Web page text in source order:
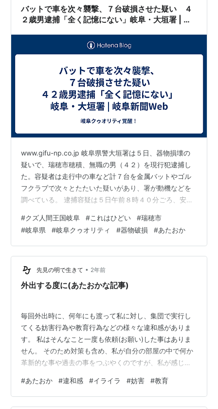
バットで車を次々襲撃、７台破損させた疑い ４
２歳男逮捕「全く記憶にない」岐阜・大垣署 | 岐
www.gifu-np.co.jp 岐阜県警大垣署は５日、器物損壊の
疑いで、瑞穂市穂積、無職の男（４２）を現行犯逮捕し
た。容疑者は走行中の車など計７台を金属バットやゴル
フクラブで次々とたたいた疑いがあり、署が動機などを
調べている。 逮捕容疑は５日午前８時４０分ごろ、安八
（４１）の乗用車のフロントガラスを金属バットで殴
り、破損させた疑い。 署によると、容疑者は男性の前を
走る複数の車をバットでたたいたといい、男性が車を止
めたところ被害に遭ったという。２人に面識はなかっ
た。別の被害者から「バットで車をたたかれた」と１１
０番があった。「全く記憶にありま…
#クズ人間王国岐阜 #これはひどい #瑞穂市
#岐阜県 #岐阜クゥオリティ #器物破損 #あたおか
先見の明で生きて • 2年前
外出する度に(あたおかな記事)
毎回外出時に、何年にも渡って私に対し、集団で実行し
てくる妨害行為や教育行為などの様々な違和感がありま
す。 私はそんなこと一度も依頼(お願い)した事はありま
せん。 そのため対策も含め、私が自分の部屋の中で何か
革新的な事や過去の事をつぶやくのですが、私が感じる
何かしらの違和感があったら、その後の予定をすべてキ
ャンセルし、私は早急に帰宅します。 私に小さなイライ
#あたおか #違和感 #イライラ #妨害 #教育